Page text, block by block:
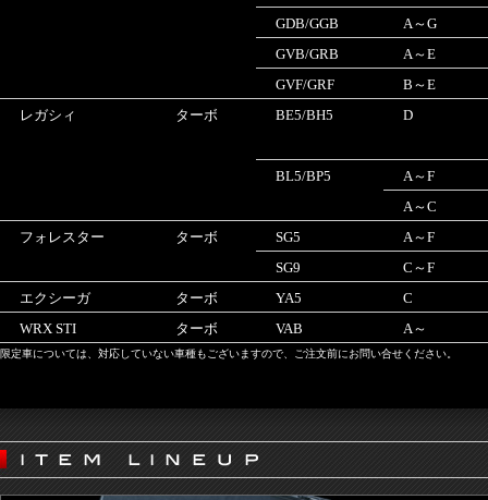
GDB/GGB
A～G
GVB/GRB
A～E
GVF/GRF
B～E
レガシィ
ターボ BE5/BH5 D
BL5/BP5
A～F
A～C
フォレスター
ターボ SG5
A～F
SG9
C～F
エクシーガ
ターボ YA5
C
WRX STI
ターボ VAB A～
限定車については、対応していない車種もございますので、ご注文前にお問い合せください。